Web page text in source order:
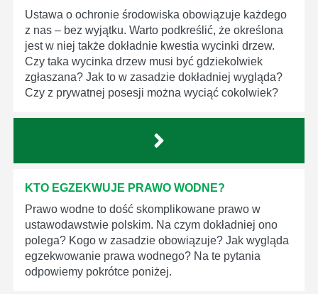
Ustawa o ochronie środowiska obowiązuje każdego
z nas – bez wyjątku. Warto podkreślić, że określona
jest w niej także dokładnie kwestia wycinki drzew.
Czy taka wycinka drzew musi być gdziekolwiek
zgłaszana? Jak to w zasadzie dokładniej wygląda?
Czy z prywatnej posesji można wyciąć cokolwiek?
KTO EGZEKWUJE PRAWO WODNE?
Prawo wodne to dość skomplikowane prawo w
ustawodawstwie polskim. Na czym dokładniej ono
polega? Kogo w zasadzie obowiązuje? Jak wygląda
egzekwowanie prawa wodnego? Na te pytania
odpowiemy pokrótce poniżej.